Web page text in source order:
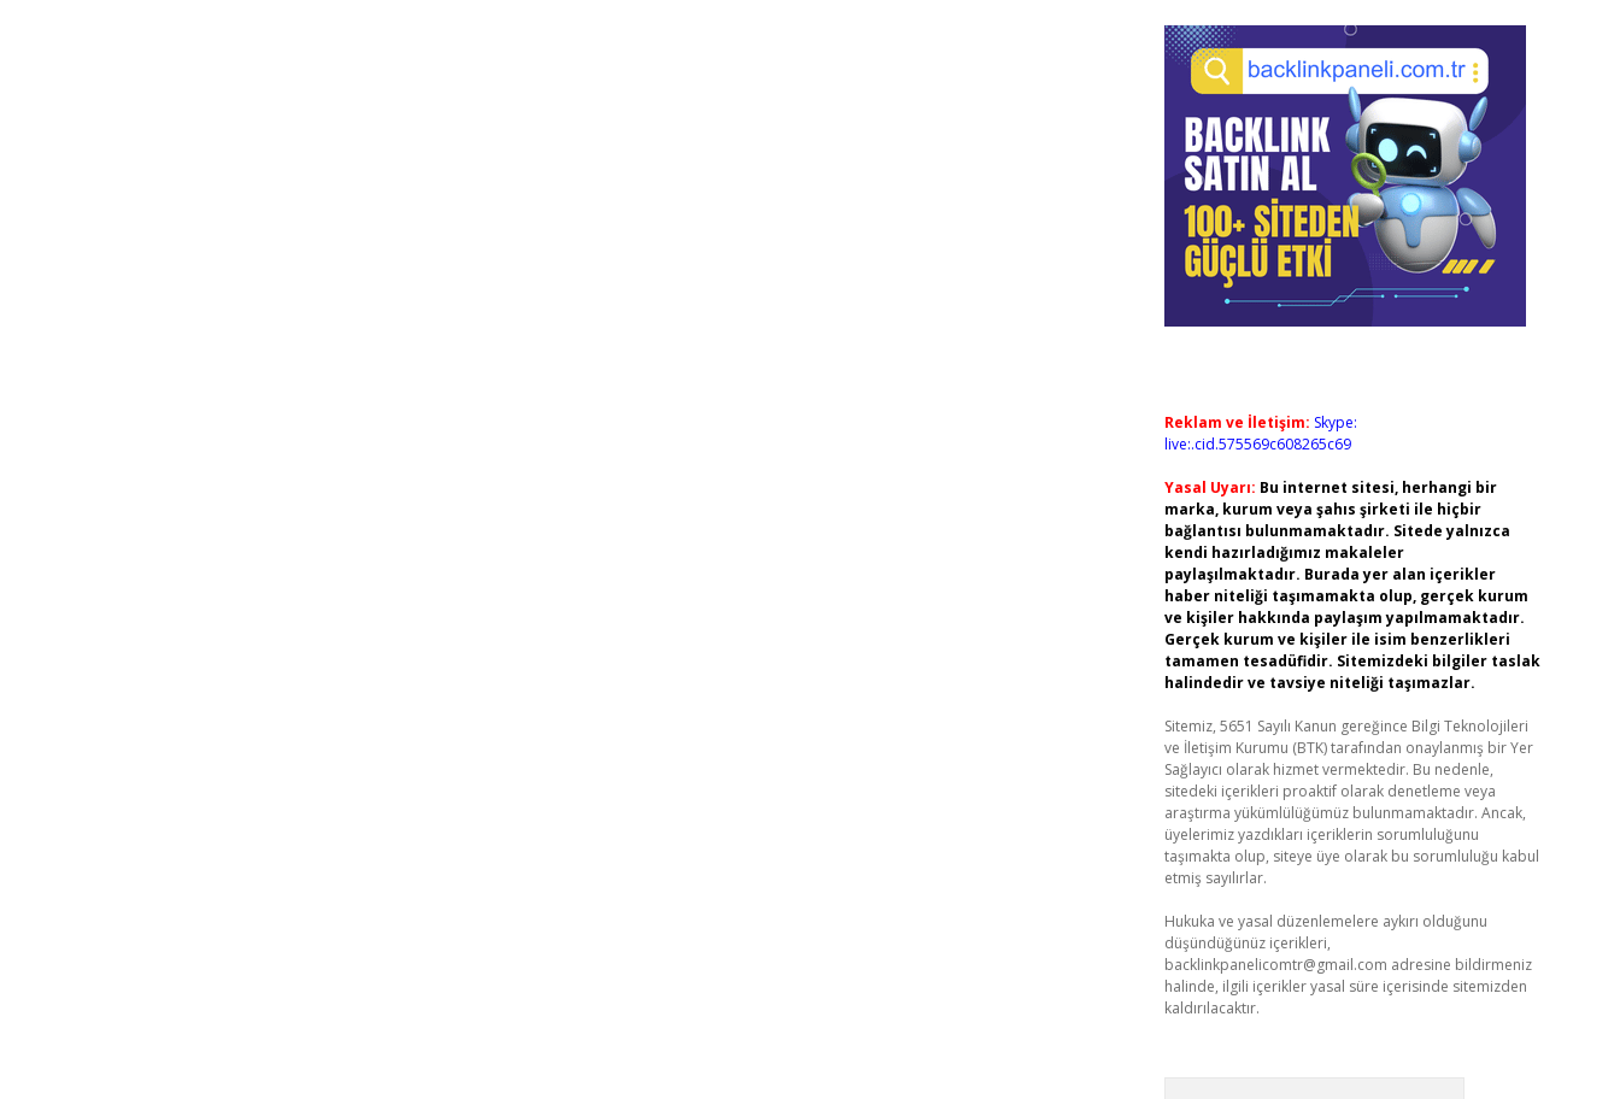
Reklam ve İletişim: Skype:
live:.cid.575569c608265c69
Yasal Uyarı: Bu internet sitesi, herhangi bir
marka, kurum veya şahıs şirketi ile hiçbir
bağlantısı bulunmamaktadır. Sitede yalnızca
kendi hazırladığımız makaleler
paylaşılmaktadır. Burada yer alan içerikler
haber niteliği taşımamakta olup, gerçek kurum
ve kişiler hakkında paylaşım yapılmamaktadır.
Gerçek kurum ve kişiler ile isim benzerlikleri
tamamen tesadüfidir. Sitemizdeki bilgiler taslak
halindedir ve tavsiye niteliği taşımazlar.
Sitemiz, 5651 Sayılı Kanun gereğince Bilgi Teknolojileri
ve İletişim Kurumu (BTK) tarafından onaylanmış bir Yer
Sağlayıcı olarak hizmet vermektedir. Bu nedenle,
sitedeki içerikleri proaktif olarak denetleme veya
araştırma yükümlülüğümüz bulunmamaktadır. Ancak,
üyelerimiz yazdıkları içeriklerin sorumluluğunu
taşımakta olup, siteye üye olarak bu sorumluluğu kabul
etmiş sayılırlar.
Hukuka ve yasal düzenlemelere aykırı olduğunu
düşündüğünüz içerikleri,
backlinkpanelicomtr@gmail.com adresine bildirmeniz
halinde, ilgili içerikler yasal süre içerisinde sitemizden
kaldırılacaktır.